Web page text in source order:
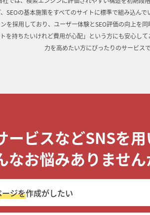
SEOの基本施策をすべてのサイトに標準で組み込ん
を採用しており、ユーザー体験とSEO評価の向上を
を持ちたいけれど費用が心配」という方にも安心し
力を高めたい方にぴったりのサービスで
ービスなどSNSを
なお悩みありません
ジを作成がしたい